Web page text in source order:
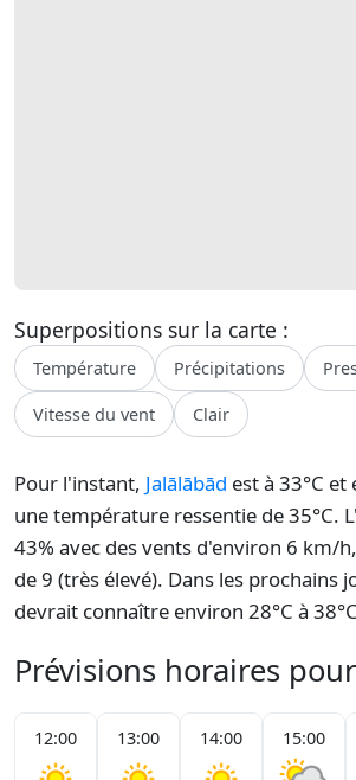
Superpositions sur la carte :
Température Précipitations
Vitesse du vent Clair
Pour l'instant, Jalālābād est à 33°C et
une température ressentie de 35°C.
43% avec des vents d'environ 6 km/
de 9 (très élevé). Dans les prochains
devrait connaître environ 28°C à
Prévisions horaires
12:00 13:00 14:00 15:00